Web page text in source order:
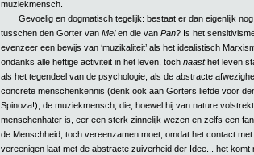
muziekmensch.
Gevoelig en dogmatisch tegelijk: bestaat er dan eigenlijk
tusschen den Gorter van Meien die van Pan? Is het
evenzeer een bewijs van ‘muzikaliteit’ als het idealistisch
ondanks alle heftige activiteit in het leven, toch naasthet leven
als het tegendeel van de psychologie, als de abstracte
concrete menschenkennis (denk ook aan Gorters liefde voor
Spinoza!); de muziekmensch, die, hoewel hij van nature
menschenhater is, eer een sterk zinnelijk wezen en zelfs een
de Menschheid, toch vereenzamen moet, omdat het contact
vereenigen laat met de abstracte zuiverheid der Idee... het komt